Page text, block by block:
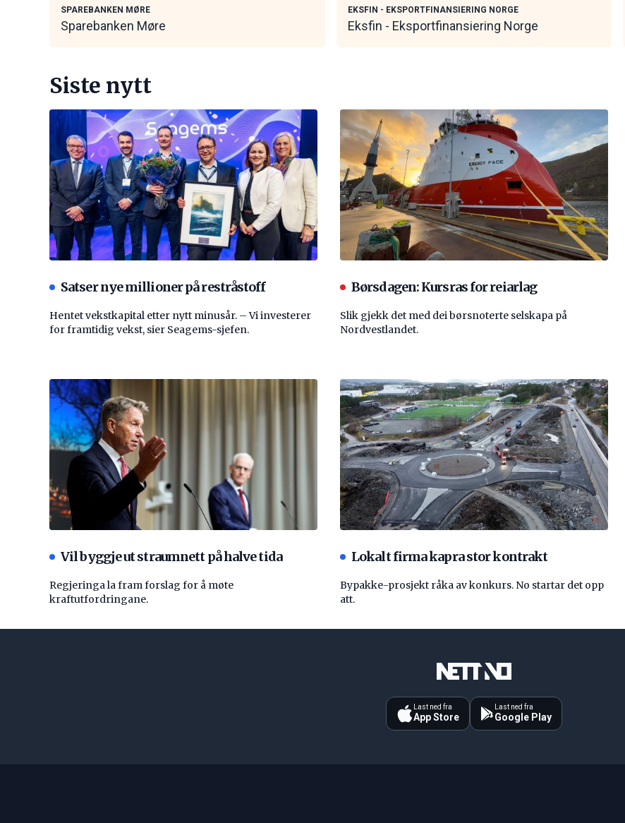
SPAREBANKEN MØRE
Sparebanken Møre
EKSFIN - EKSPORTFINANSIERING NORGE
Eksfin - Eksportfinansiering Norge
Siste nytt
Satser nye millioner på restråstoff
Hentet vekstkapital etter nytt minusår. – Vi investerer
for framtidig vekst, sier Seagems-sjefen.
Børsdagen: Kursras for reiarlag
Slik gjekk det med dei børsnoterte selskapa på
Nordvestlandet.
Vil byggje ut straumnett på halve tida
Regjeringa la fram forslag for å møte
kraftutfordringane.
Lokalt firma kapra stor kontrakt
Bypakke-prosjekt råka av konkurs. No startar det opp
att.
Last ned fra
App Store
Last ned fra
Google Play